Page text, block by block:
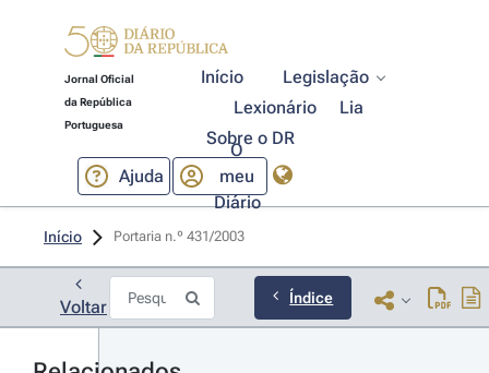
Jornal Oficial
da República
Portuguesa
Início
Legislação
Lexionário
Lia
Sobre o DR
Ajuda
O
meu
Diário
Início Portaria n.º 431/2003
Voltar Índice